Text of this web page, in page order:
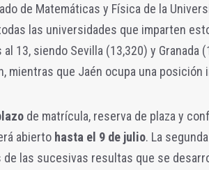
de Matemáticas y Física de la
las universidades que imparten
13, siendo Sevilla (13,320) y Granada
mientras que Jaén ocupa una posición
de matrícula, reserva de plaza y
abierto hasta el 9 de julio. La
de las sucesivas resultas que se